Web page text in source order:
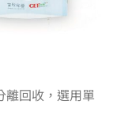
離回收，選用單